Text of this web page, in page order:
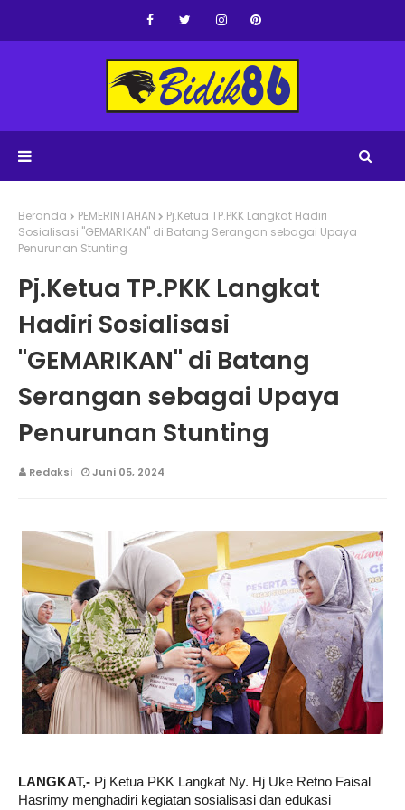
Beranda PEMERINTAHAN
Pj.Ketua TP.PKK Langkat Hadiri
Sosialisasi "GEMARIKAN" di Batang Serangan sebagai Upaya
Penurunan Stunting
Pj.Ketua TP.PKK Langkat
Hadiri Sosialisasi
"GEMARIKAN" di Batang
Serangan sebagai Upaya
Penurunan Stunting
Redaksi Juni 05, 2024
LANGKAT,- Pj Ketua PKK Langkat Ny. Hj Uke Retno Faisal
Hasrimy menghadiri kegiatan sosialisasi dan edukasi